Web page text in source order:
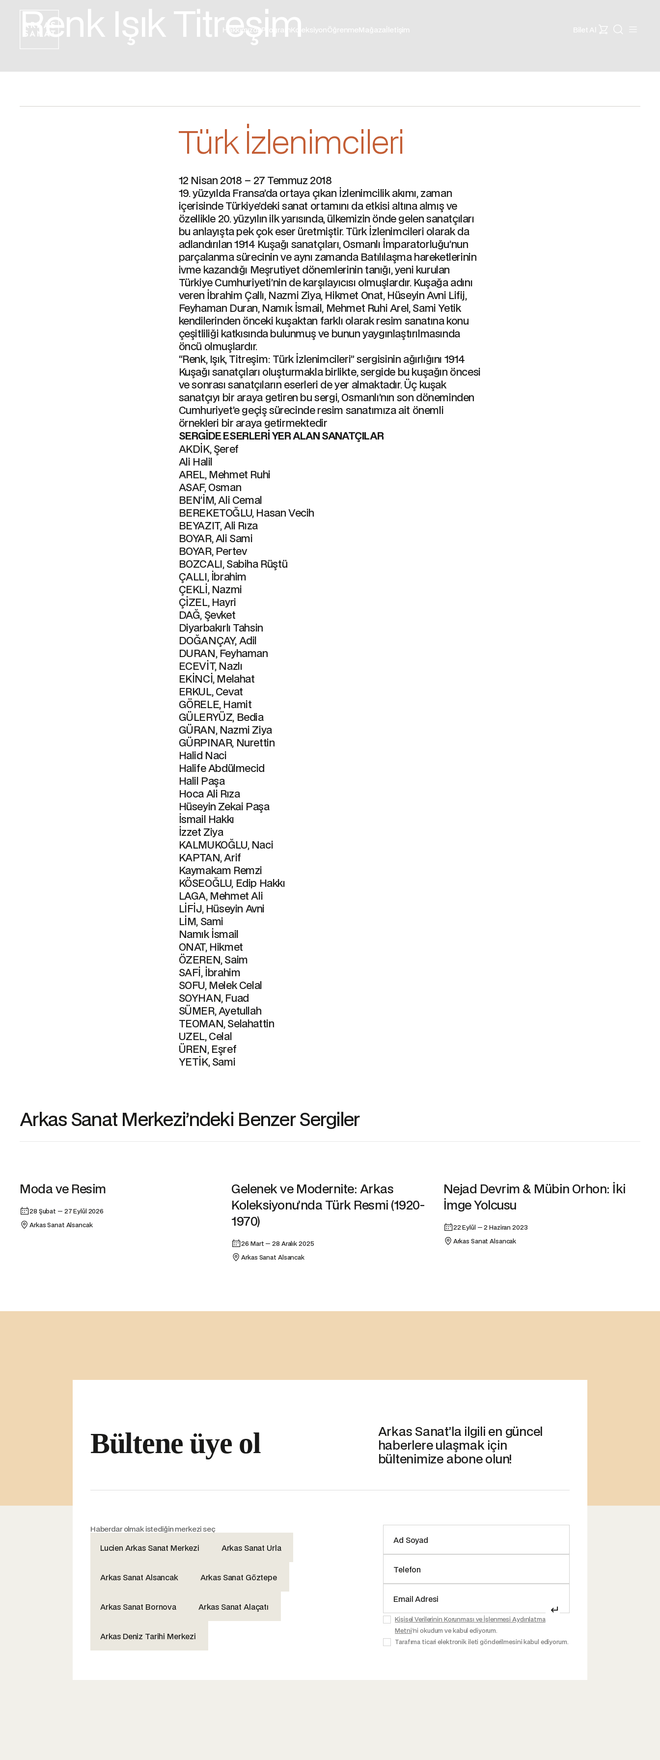
HakkımızdaProgramKoleksiyonÖğrenmeMağazaİletişim Bilet Al
Renk Işık Titreşim
Türk İzlenimcileri
12 Nisan 2018 – 27 Temmuz 2018
19. yüzyılda Fransa’da ortaya çıkan İzlenimcilik akımı, zaman
içerisinde Türkiye’deki sanat ortamını da etkisi altına almış ve
özellikle 20. yüzyılın ilk yarısında, ülkemizin önde gelen sanatçıları
bu anlayışta pek çok eser üretmiştir. Türk İzlenimcileri olarak da
adlandırılan 1914 Kuşağı sanatçıları, Osmanlı İmparatorluğu’nun
parçalanma sürecinin ve aynı zamanda Batılılaşma hareketlerinin
ivme kazandığı Meşrutiyet dönemlerinin tanığı, yeni kurulan
Türkiye Cumhuriyeti’nin de karşılayıcısı olmuşlardır. Kuşağa adını
veren İbrahim Çallı, Nazmi Ziya, Hikmet Onat, Hüseyin Avni Lifij,
Feyhaman Duran, Namık İsmail, Mehmet Ruhi Arel, Sami Yetik
kendilerinden önceki kuşaktan farklı olarak resim sanatına konu
çeşitliliği katkısında bulunmuş ve bunun yaygınlaştırılmasında
öncü olmuşlardır.
“Renk, Işık, Titreşim: Türk İzlenimcileri” sergisinin ağırlığını 1914
Kuşağı sanatçıları oluşturmakla birlikte, sergide bu kuşağın öncesi
ve sonrası sanatçıların eserleri de yer almaktadır. Üç kuşak
sanatçıyı bir araya getiren bu sergi, Osmanlı’nın son döneminden
Cumhuriyet’e geçiş sürecinde resim sanatımıza ait önemli
örnekleri bir araya getirmektedir
SERGİDE ESERLERİ YER ALAN SANATÇILAR
AKDİK, Şeref
Ali Halil
AREL, Mehmet Ruhi
ASAF, Osman
BEN’İM, Ali Cemal
BEREKETOĞLU, Hasan Vecih
BEYAZIT, Ali Rıza
BOYAR, Ali Sami
BOYAR, Pertev
BOZCALI, Sabiha Rüştü
ÇALLI, İbrahim
ÇEKLİ, Nazmi
ÇİZEL, Hayri
DAĞ, Şevket
Diyarbakırlı Tahsin
DOĞANÇAY, Adil
DURAN, Feyhaman
ECEVİT, Nazlı
EKİNCİ, Melahat
ERKUL, Cevat
GÖRELE, Hamit
GÜLERYÜZ, Bedia
GÜRAN, Nazmi Ziya
GÜRPINAR, Nurettin
Halid Naci
Halife Abdülmecid
Halil Paşa
Hoca Ali Rıza
Hüseyin Zekai Paşa
İsmail Hakkı
İzzet Ziya
KALMUKOĞLU, Naci
KAPTAN, Arif
Kaymakam Remzi
KÖSEOĞLU, Edip Hakkı
LAGA, Mehmet Ali
LİFİJ, Hüseyin Avni
LİM, Sami
Namık İsmail
ONAT, Hikmet
ÖZEREN, Saim
SAFİ, İbrahim
SOFU, Melek Celal
SOYHAN, Fuad
SÜMER, Ayetullah
TEOMAN, Selahattin
UZEL, Celal
ÜREN, Eşref
YETİK, Sami
Arkas Sanat Merkezi’ndeki Benzer Sergiler
Moda ve Resim
28 Şubat — 27 Eylül 2026
Arkas Sanat Alsancak
Gelenek ve Modernite: Arkas
Koleksiyonu’nda Türk Resmi (1920-
1970)
26 Mart — 28 Aralık 2025
Arkas Sanat Alsancak
Nejad Devrim & Mübin Orhon: İki
İmge Yolcusu
22 Eylül — 2 Haziran 2023
Arkas Sanat Alsancak
Bültene üye ol
Arkas Sanat’la ilgili en güncel
haberlere ulaşmak için
bültenimize abone olun!
Haberdar olmak istediğin merkezi seç
Lucien Arkas Sanat Merkezi Arkas Sanat Urla
Arkas Sanat Alsancak Arkas Sanat Göztepe
Arkas Sanat Bornova Arkas Sanat Alaçatı
Arkas Deniz Tarihi Merkezi
Kişisel Verilerinin Korunması ve İşlenmesi Aydınlatma
Metni'ni okudum ve kabul ediyorum.
Tarafıma ticari elektronik ileti gönderilmesini kabul ediyorum.
↵